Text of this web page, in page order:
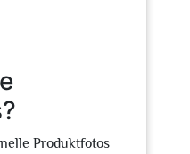
Produktfotos